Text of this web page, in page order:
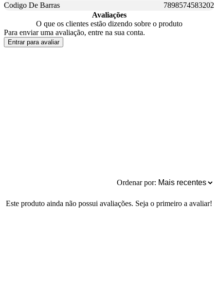
Codigo De Barras
7898574583202
Avaliações
O que os clientes estão dizendo sobre o produto
Para enviar uma avaliação, entre na sua conta.
Entrar para avaliar
Ordenar por:
Este produto ainda não possui avaliações. Seja o primeiro a avaliar!